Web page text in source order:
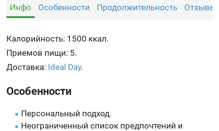
Инфо Особенности Продолжительность Отзывы
Калорийность: 1500 ккал.
Приемов пищи: 5.
Доставка: Ideal Day.
Особенности
Персональный подход.
Неограниченный список предпочтений и